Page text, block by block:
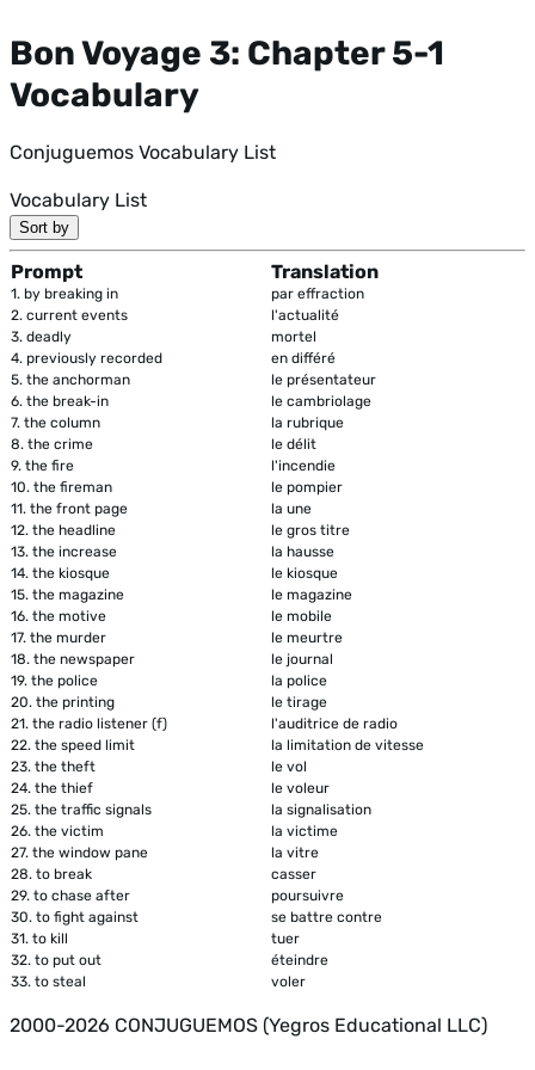
Bon Voyage 3: Chapter 5-1
Vocabulary
Conjuguemos Vocabulary List
Vocabulary List
Sort by
Prompt Translation
1. by breaking in
par effraction
2. current events
l'actualité
3. deadly
mortel
4. previously recorded
en différé
5. the anchorman
le présentateur
6. the break-in
le cambriolage
7. the column
la rubrique
8. the crime
le délit
9. the fire
l'incendie
10. the fireman
le pompier
11. the front page
la une
12. the headline
le gros titre
13. the increase
la hausse
14. the kiosque
le kiosque
15. the magazine
le magazine
16. the motive
le mobile
17. the murder
le meurtre
18. the newspaper
le journal
19. the police
la police
20. the printing
le tirage
21. the radio listener (f)
l'auditrice de radio
22. the speed limit
la limitation de vitesse
23. the theft
le vol
24. the thief
le voleur
25. the traffic signals
la signalisation
26. the victim
la victime
27. the window pane
la vitre
28. to break
casser
29. to chase after
poursuivre
30. to fight against
se battre contre
31. to kill
tuer
32. to put out
éteindre
33. to steal voler
2000-2026 CONJUGUEMOS (Yegros Educational LLC)